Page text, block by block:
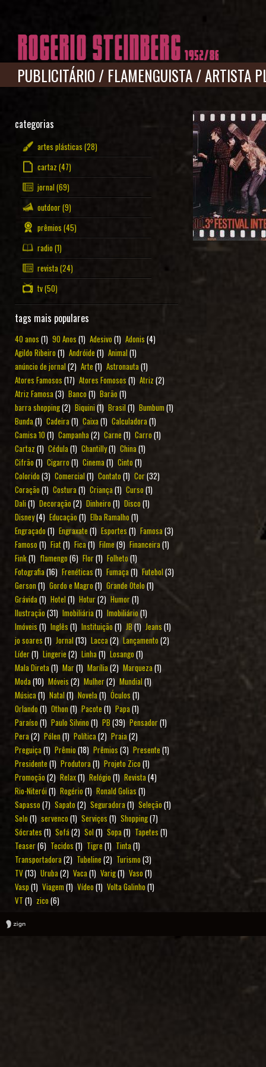
PUBLICITÁRIO / FLAMENGUISTA/ARTISTA
categorias
artes plásticas (28)
cartaz (47)
jornal (69)
outdoor(9)
prêmios (45)
radio (1)
revista(24)
tv(50)
tags mais populares
40 anos (1) 90 Anos (1) Adesivo (1) Adonis (4)
Agildo Ribeiro (1) Andróide (1) Animal (1)
anúncio de jornal (2) Arte (1) Astronauta(1)
Atores Famosos (17) Atores Fomosos (1) Atriz (2)
Atriz Famosa(3) Banco (1) Barão (1)
barra shopping(2) Biquini (1) Brasil (1) Bumbum (1)
Bunda(1) Cadeira(1) Caixa(1) Calculadora(1)
Camisa 10 (1) Campanha (2) Carne (1) Carro (1)
Cartaz (1) Cédula(1) Chantilly(1) China(1)
Cifrão (1) Cigarro (1) Cinema(1) Cinto (1)
Colorido (3) Comercial (1) Contato (1) Cor(32)
Coração (1) Costura (1) Criança(1) Curso (1)
Dali(1) Decoração (2) Dinheiro (1) Disco (1)
Disney(4) Educação (1) Elba Ramalho (1)
Engraçado (1) Engraxate (1) Esportes (1) Famosa(3)
Famoso (1) Fiat(1) Fica (1) Filme(9) Financeira (1)
Fink(1) flamengo (6) Flor(1) Folheto(1)
Fotografia(16) Frenéticas (1) Fumaça(1) Futebol (3)
Gerson (1) Gordo e Magro(1) Grande Otelo (1)
Grávida(1) Hotel (1) Hotur(2) Humor(1)
Ilustração (31) Imobiliária(1) Imobiliário(1)
Imóveis (1) Inglês (1) Instituição (1) JB (1) Jeans (1)
jo soares (1) Jornal (13) Lacca(2) Lançamento (2)
Líder(1) Lingerie (2) Linha(1) Losango (1)
Mala Direta(1) Mar(1) Marília(2) Marqueza(1)
Moda(10) Móveis (2) Mulher(2) Mundial(1)
Música(1) Natal (1) Novela(1) Óculos (1)
Orlando (1) Othon (1) Pacote (1) Papa(1)
Paraíso (1) Paulo Silvino (1) PB (39) Pensador(1)
Pera (2) Pólen (1) Política(2) Praia(2)
Preguiça(1) Prêmio (18) Prêmios (3) Presente (1)
Presidente (1) Produtora(1) Projeto Zico (1)
Promoção (2) Relax(1) Relógio (1) Revista(4)
Rio-Niterói (1) Rogério (1) Ronald Golias (1)
Sapasso (7) Sapato (2) Seguradora(1) Seleção (1)
Selo (1) servenco (1) Serviços (1) Shopping(7)
Sócrates (1) Sofá(2) Sol(1) Sopa(1) Tapetes (1)
Teaser(6) Tecidos (1) Tigre (1) Tinta(1)
Transportadora(2) Tubeline (2) Turismo (3)
TV(13) Uruba(2) Vaca(1) Varig(1) Vaso (1)
Vasp (1) Viagem (1) Vídeo (1) Volta Galinho (1)
VT (1) zico (6)